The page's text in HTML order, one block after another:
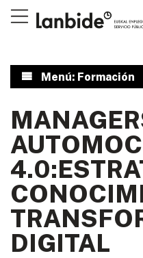
Menú: Formación
DIGITAL